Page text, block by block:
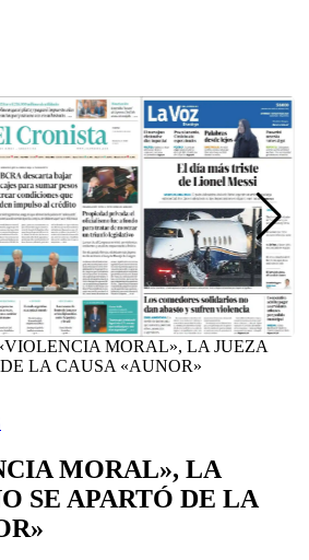
MORAL», LA JUEZA
LA CAUSA «AUNOR»
MORAL», LA
SE APARTÓ DE LA